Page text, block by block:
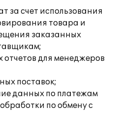
за счет использования
товара и
заказанных
для менеджеров
поставок;
данных по платежам
по обмену с